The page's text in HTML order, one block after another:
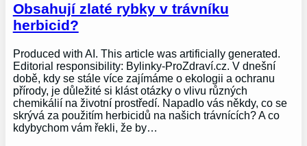
Obsahují zlaté rybky v trávníku
herbicid?
Produced with AI. This article was artificially generated.
Editorial responsibility: Bylinky-ProZdraví.cz. V dnešní
době, kdy se stále více zajímáme o ekologii a ochranu
přírody, je důležité si klást otázky o vlivu různých
chemikálií na životní prostředí. Napadlo vás někdy, co se
skrývá za použitím herbicidů na našich trávnících? A co
kdybychom vám řekli, že by…